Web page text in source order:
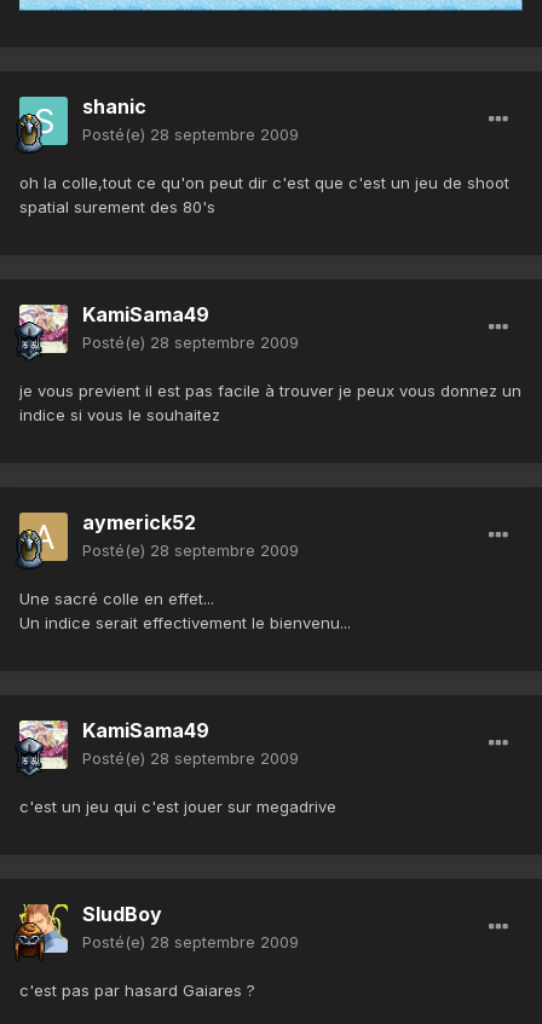
shanic
Posté(e) 28 septembre 2009
oh la colle,tout ce qu'on peut dir c'est que c'est un jeu de shoot
spatial surement des 80's
KamiSama49
Posté(e) 28 septembre 2009
je vous previent il est pas facile à trouver je peux vous donnez un
indice si vous le souhaitez
aymerick52
Posté(e) 28 septembre 2009
Une sacré colle en effet...
Un indice serait effectivement le bienvenu...
KamiSama49
Posté(e) 28 septembre 2009
c'est un jeu qui c'est jouer sur megadrive
SludBoy
Posté(e) 28 septembre 2009
c'est pas par hasard Gaiares ?